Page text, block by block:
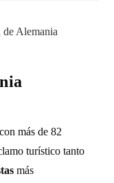
más de 82
turístico tanto
más